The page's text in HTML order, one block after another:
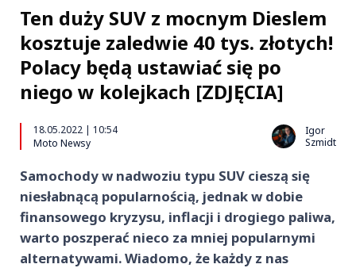
Ten duży SUV z mocnym Dieslem
kosztuje zaledwie 40 tys. złotych!
Polacy będą ustawiać się po
niego w kolejkach [ZDJĘCIA]
18.05.2022 | 10:54
Moto Newsy
Igor
Szmidt
Samochody w nadwoziu typu SUV cieszą się
niesłabnącą popularnością, jednak w dobie
finansowego kryzysu, inflacji i drogiego paliwa,
warto poszperać nieco za mniej popularnymi
alternatywami. Wiadomo, że każdy z nas